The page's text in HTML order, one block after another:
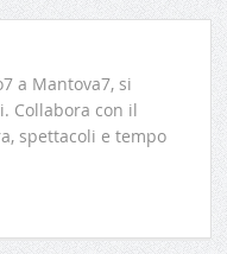
a Mantova7, si
Collabora con il
spettacoli e tempo